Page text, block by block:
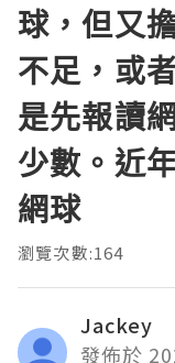
球，但又
不足，或
是先報讀
少數。近
網球
瀏覽次數:164
Jackey
發佈於